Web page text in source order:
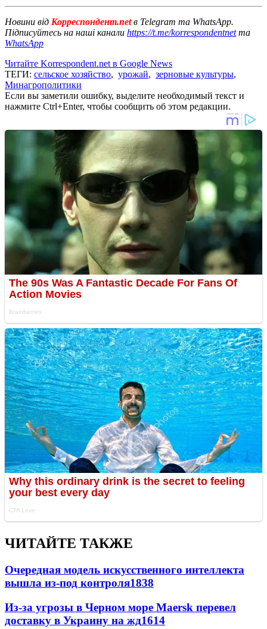
Новини від Корреспондент.netв Telegram та WhatsApp.
Підписуйтесь на наші канали https://t.me/korrespondentnetта
WhatsApp
Читайте Korrespondent.net в Google News
ТЕГИ: сельское хозяйство, урожай, зерновые культуры,
Минагрополитики
Если вы заметили ошибку, выделите необходимый текст и
нажмите Ctrl+Enter, чтобы сообщить об этом редакции.
ЧИТАЙТЕ ТАКЖЕ
Очередная модель искусственного интеллекта
вышла из-под контроля1838
Из-за угрозы в Черном море Maersk перевел
доставку в Украину на жд1614